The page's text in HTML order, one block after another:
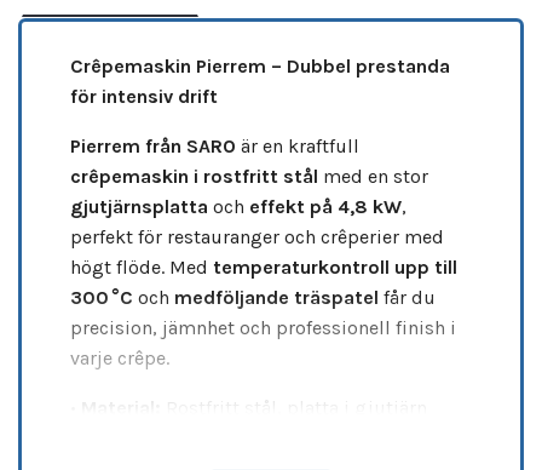
Crêpemaskin Pierrem – Dubbel prestanda
för intensiv drift
Pierrem från SARO är en kraftfull
crêpemaskin i rostfritt stål med en stor
gjutjärnsplatta och effekt på 4,8 kW,
perfekt för restauranger och crêperier med
högt flöde. Med temperaturkontroll upp till
300 °C och medföljande träspatel får du
precision, jämnhet och professionell finish i
varje crêpe.
Material:
Rostfritt stål, platta i gjutjärn